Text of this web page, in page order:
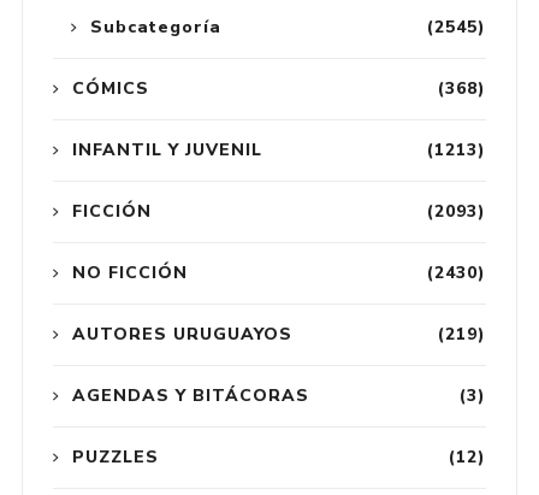
(2545)
Subcategoría
(368)
CÓMICS
(1213)
INFANTIL Y JUVENIL
(2093)
FICCIÓN
(2430)
NO FICCIÓN
(219)
AUTORES URUGUAYOS
(3)
AGENDAS Y BITÁCORAS
(12)
PUZZLES